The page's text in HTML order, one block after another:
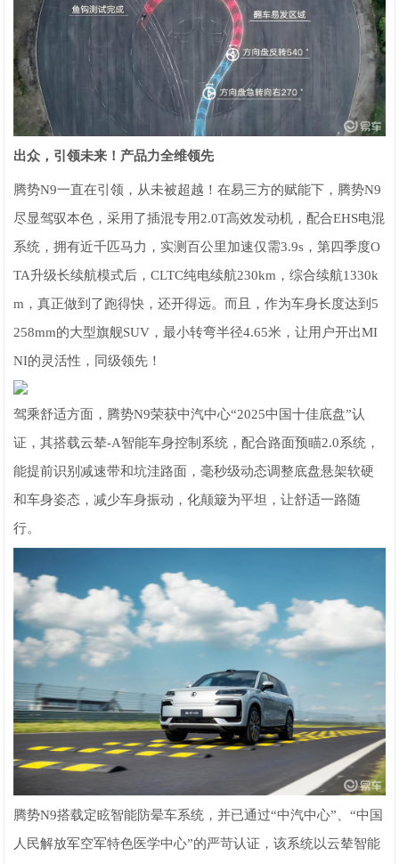
出众，引领未来！产品力全维领先
腾势N9一直在引领，从未被超越！在易三方的赋能下，腾势N9
尽显驾驭本色，采用了插混专用2.0T高效发动机，配合EHS电混
系统，拥有近千匹马力，实测百公里加速仅需3.9s，第四季度O
TA升级长续航模式后，CLTC纯电续航230km，综合续航1330k
m，真正做到了跑得快，还开得远。而且，作为车身长度达到5
258mm的大型旗舰SUV，最小转弯半径4.65米，让用户开出MI
NI的灵活性，同级领先！
驾乘舒适方面，腾势N9荣获中汽中心“2025中国十佳底盘”认
证，其搭载云辇-A智能车身控制系统，配合路面预瞄2.0系统，
能提前识别减速带和坑洼路面，毫秒级动态调整底盘悬架软硬
和车身姿态，减少车身振动，化颠簸为平坦，让舒适一路随
行。
腾势N9搭载定眩智能防晕车系统，并已通过“中汽中心”、“中国
人民解放军空军特色医学中心”的严苛认证，该系统以云辇智能